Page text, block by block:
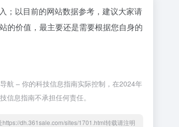
；以目前的网站数据参考，建议大家请
的价值，最主要还是需要根据您自身的
航 – 你的科技信息指南实际控制，在2024年
息指南不承担任何责任。
https://dh.361sale.com/sites/1701.html转载请注明